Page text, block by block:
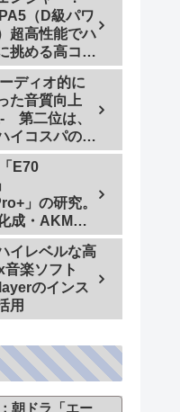
（D級パワ
超高性能でハ
挑める高コス
マンスなパワ
研究
ディオ的に
た音質向上
第二位は、
イコスパの仮
E70
」の研究。
成・AKMの
DAC比較＜
ーでテスト
Vs
】＞
イレベルな高
楽ソフト
のインス
用
朝ドラ「エー